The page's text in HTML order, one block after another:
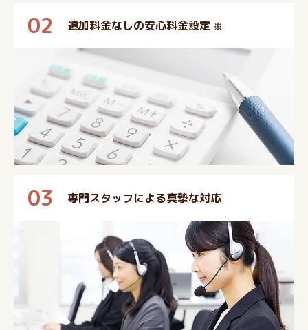
02 追加料金なしの安心料金設定 ※
03 専門スタッフによる真摯な対応